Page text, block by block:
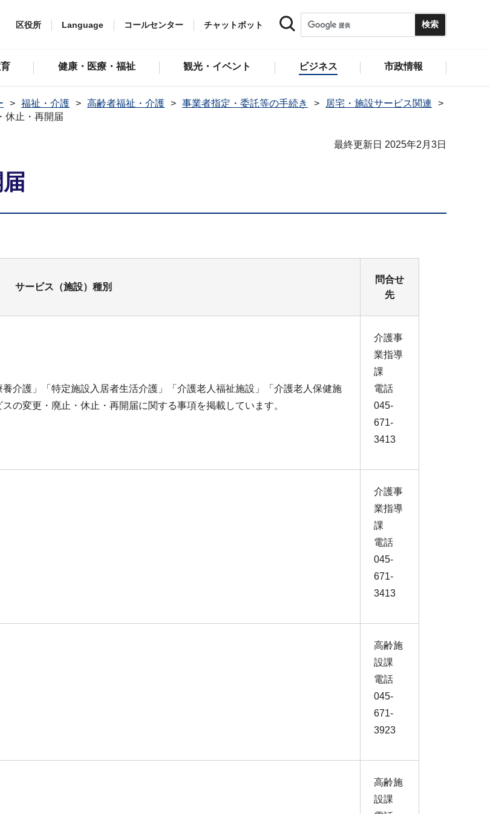
区役所 Language コールセンター チャットボット
健康・医療・福祉 観光・イベント ビジネス 市政情報
福祉・介護 高齢者福祉・介護 事業者指定・委託等の手続き
居宅・施設サービス関連
休止・再開届
最終更新日 2025年2月3日
サービス（施設）種別
問合せ
先
介護」「特定施設入居者生活介護」「介護老人福祉施設」「介護老人保健施
スの変更・廃止・休止・再開届に関する事項を掲載しています。
介護事
業指導
課
電話
045-
671-
3413
介護事
業指導
課
電話
045-
671-
3413
高齢施
設課
電話
045-
671-
3923
高齢施
設課